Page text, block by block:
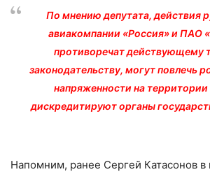
По мнению депутата, действия
авиакомпании «Россия» и ПАО
противоречат действующему
законодательству, могут повлечь
напряженности на территории
дискредитируют органы
Напомним, ранее Сергей Катасонов в